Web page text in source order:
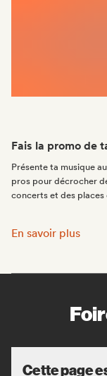
Fais la promo de
Présente ta musique
pros pour décrocher
concerts et des places
Fais la promo de
En savoir plus
Cette page